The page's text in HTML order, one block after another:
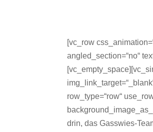
[vc_row
angled_section=“no“
row_type=“row“
drin, das Gasswies-